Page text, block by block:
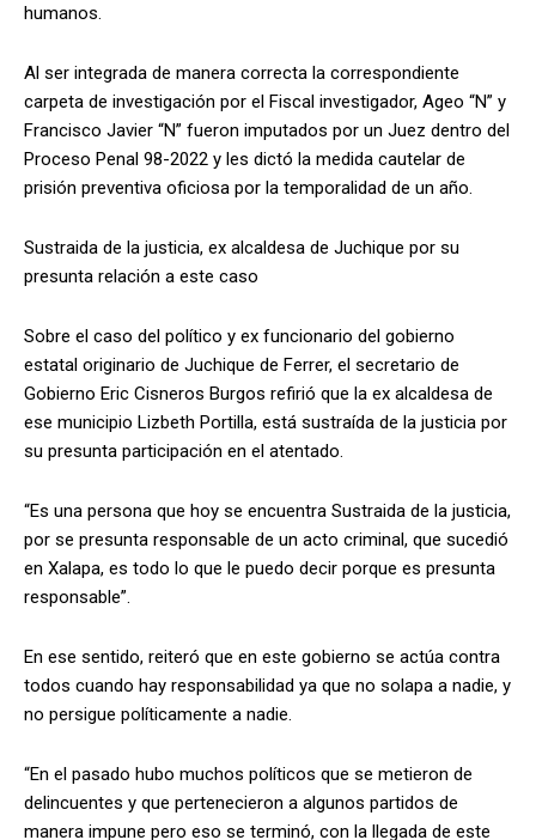
humanos.
Al ser integrada de manera correcta la correspondiente
carpeta de investigación por el Fiscal investigador, Ageo “N” y
Francisco Javier “N” fueron imputados por un Juez dentro del
Proceso Penal 98-2022 y les dictó la medida cautelar de
prisión preventiva oficiosa por la temporalidad de un año.
Sustraida de la justicia, ex alcaldesa de Juchique por su
presunta relación a este caso
Sobre el caso del político y ex funcionario del gobierno
estatal originario de Juchique de Ferrer, el secretario de
Gobierno Eric Cisneros Burgos refirió que la ex alcaldesa de
ese municipio Lizbeth Portilla, está sustraída de la justicia por
su presunta participación en el atentado.
“Es una persona que hoy se encuentra Sustraida de la justicia,
por se presunta responsable de un acto criminal, que sucedió
en Xalapa, es todo lo que le puedo decir porque es presunta
responsable”.
En ese sentido, reiteró que en este gobierno se actúa contra
todos cuando hay responsabilidad ya que no solapa a nadie, y
no persigue políticamente a nadie.
“En el pasado hubo muchos políticos que se metieron de
delincuentes y que pertenecieron a algunos partidos de
manera impune pero eso se terminó, con la llegada de este